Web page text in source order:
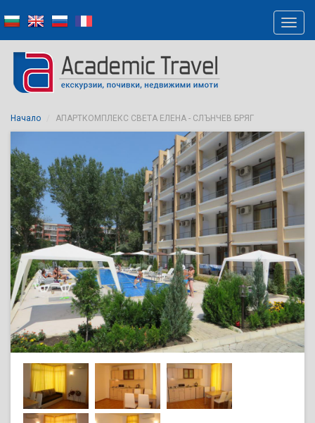
Начало АПАРТКОМПЛЕКС СВЕТА ЕЛЕНА - СЛЪНЧЕВ БРЯГ